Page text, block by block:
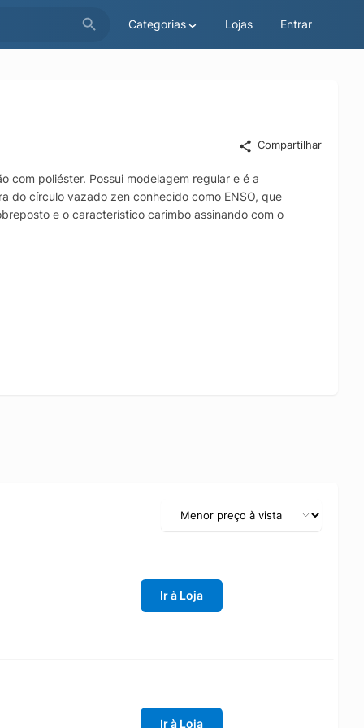
Categorias Lojas Entrar
Compartilhar
com poliéster. Possui modelagem regular e é a
do círculo vazado zen conhecido como ENSO, que
e o característico carimbo assinando com o
Ir à Loja
Ir à Loja